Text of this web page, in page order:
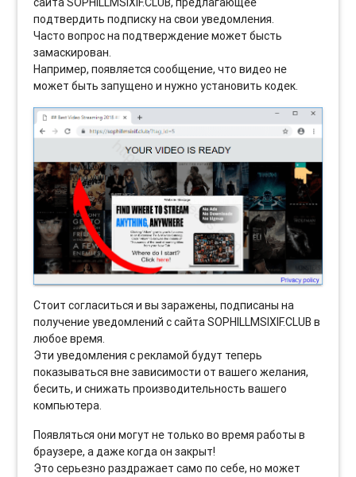
подтвердить подписку на свои уведомления.
Часто вопрос на подтверждение может бысть
замаскирован.
Например, появляется сообщение, что видео не
может быть запущено и нужно установить кодек.
Стоит согласиться и вы заражены, подписаны на
получение уведомлений с сайта SOPHILLMSIXIF.CLUB в
любое время.
Эти уведомления с рекламой будут теперь
показываться вне зависимости от вашего желания,
бесить, и снижать производительность вашего
компьютера.
Появляться они могут не только во время работы в
браузере, а даже когда он закрыт!
Это серьезно раздражает само по себе, но может